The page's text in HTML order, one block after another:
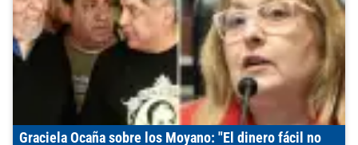
Graciela Ocaña sobre los Moyano: "El dinero fácil no